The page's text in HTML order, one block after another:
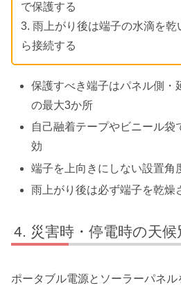
で保護する
3. 雨上がり後は端子の水滴を
ら接続する
保護すべき端子はパネル側・
の最大3か所
自己融着テープやビニール袋
効
端子を上向きにしない設置角
雨上がり後は必ず端子を乾燥
災害時・停電時の天
ポータブル電源とソーラーパネ